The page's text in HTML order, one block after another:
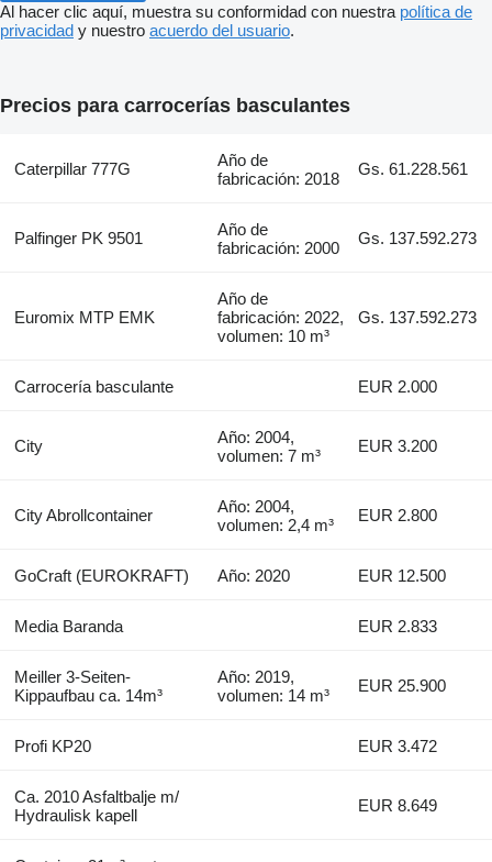
Al hacer clic aquí, muestra su conformidad con nuestra política de
privacidad y nuestro acuerdo del usuario.
Precios para carrocerías basculantes
Caterpillar 777G
Año de
fabricación: 2018
Gs. 61.228.561
Palfinger PK 9501
Año de
fabricación: 2000
Gs. 137.592.273
Euromix MTP EMK
Año de
fabricación: 2022,
volumen: 10 m³
Gs. 137.592.273
Carrocería basculante EUR 2.000
City
Año: 2004,
volumen: 7 m³
EUR 3.200
City Abrollcontainer
Año: 2004,
volumen: 2,4 m³
EUR 2.800
GoCraft (EUROKRAFT) Año: 2020 EUR 12.500
Media Baranda EUR 2.833
Meiller 3-Seiten-
Kippaufbau ca. 14m³
Año: 2019,
volumen: 14 m³
EUR 25.900
Profi KP20 EUR 3.472
Ca. 2010 Asfaltbalje m/
Hydraulisk kapell
EUR 8.649